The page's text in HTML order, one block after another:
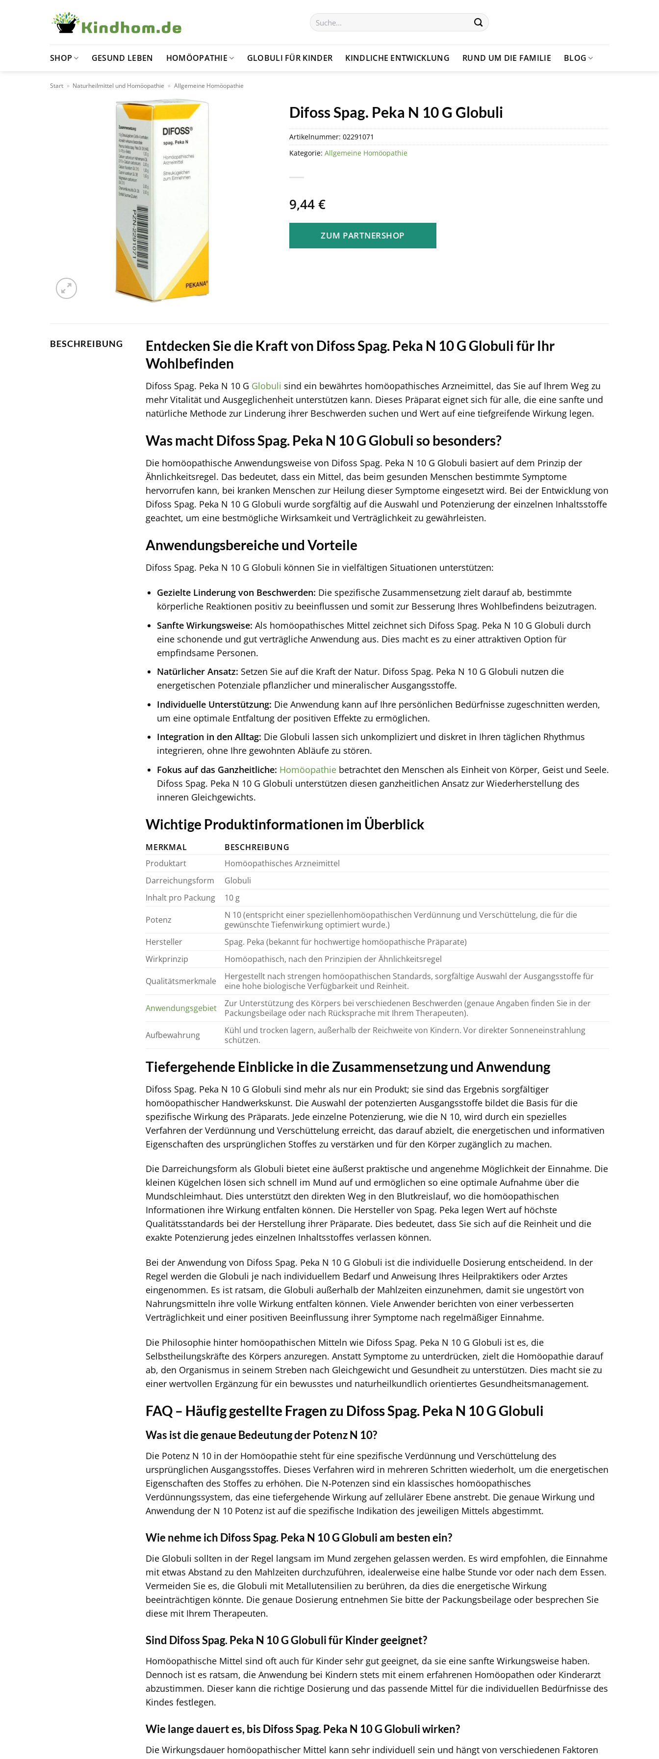
Suchen
nach:
SHOP GESUND LEBEN HOMÖOPATHIE GLOBULI FÜR KINDER KINDLICHE ENTWICKLUNG RUND UM DIE FAMILIE BLOG
Start » Naturheilmittel und Homöopathie » Allgemeine Homöopathie
Difoss Spag. Peka N 10 G Globuli
9,44€
ZUM PARTNERSHOP
Artikelnummer: 02291071
Kategorie: Allgemeine Homöopathie
BESCHREIBUNG
Entdecken Sie die Kraft von Difoss Spag. Peka N 10 G Globuli für Ihr
Wohlbefinden
Difoss Spag. Peka N 10 G Globuli sind ein bewährtes homöopathisches Arzneimittel, das Sie auf Ihrem Weg zu
mehr Vitalität und Ausgeglichenheit unterstützen kann. Dieses Präparat eignet sich für alle, die eine sanfte und
natürliche Methode zur Linderung ihrer Beschwerden suchen und Wert auf eine tiefgreifende Wirkung legen.
Was macht Difoss Spag. Peka N 10 G Globuli so besonders?
Die homöopathische Anwendungsweise von Difoss Spag. Peka N 10 G Globuli basiert auf dem Prinzip der
Ähnlichkeitsregel. Das bedeutet, dass ein Mittel, das beim gesunden Menschen bestimmte Symptome
hervorrufen kann, bei kranken Menschen zur Heilung dieser Symptome eingesetzt wird. Bei der Entwicklung von
Difoss Spag. Peka N 10 G Globuli wurde sorgfältig auf die Auswahl und Potenzierung der einzelnen Inhaltsstoffe
geachtet, um eine bestmögliche Wirksamkeit und Verträglichkeit zu gewährleisten.
Anwendungsbereiche und Vorteile
Difoss Spag. Peka N 10 G Globuli können Sie in vielfältigen Situationen unterstützen:
Gezielte Linderung von Beschwerden: Die spezifische Zusammensetzung zielt darauf ab, bestimmte
körperliche Reaktionen positiv zu beeinflussen und somit zur Besserung Ihres Wohlbefindens beizutragen.
Sanfte Wirkungsweise: Als homöopathisches Mittel zeichnet sich Difoss Spag. Peka N 10 G Globuli durch
eine schonende und gut verträgliche Anwendung aus. Dies macht es zu einer attraktiven Option für
empfindsame Personen.
Natürlicher Ansatz: Setzen Sie auf die Kraft der Natur. Difoss Spag. Peka N 10 G Globuli nutzen die
energetischen Potenziale pflanzlicher und mineralischer Ausgangsstoffe.
Individuelle Unterstützung: Die Anwendung kann auf Ihre persönlichen Bedürfnisse zugeschnitten werden,
um eine optimale Entfaltung der positiven Effekte zu ermöglichen.
Integration in den Alltag: Die Globuli lassen sich unkompliziert und diskret in Ihren täglichen Rhythmus
integrieren, ohne Ihre gewohnten Abläufe zu stören.
Fokus auf das Ganzheitliche: Homöopathiebetrachtet den Menschen als Einheit von Körper, Geist und Seele.
Difoss Spag. Peka N 10 G Globuli unterstützen diesen ganzheitlichen Ansatz zur Wiederherstellung des
inneren Gleichgewichts.
Wichtige Produktinformationen im Überblick
MERKMAL
BESCHREIBUNG
Produktart
Homöopathisches Arzneimittel
Darreichungsform
Globuli
Inhalt pro Packung
10 g
Potenz
N 10 (entspricht einer speziellenhomöopathischen Verdünnung und Verschüttelung, die für die
gewünschte Tiefenwirkung optimiert wurde.)
Hersteller
Spag. Peka (bekannt für hochwertige homöopathische Präparate)
Wirkprinzip
Homöopathisch, nach den Prinzipien der Ähnlichkeitsregel
Qualitätsmerkmale
Hergestellt nach strengen homöopathischen Standards, sorgfältige Auswahl der Ausgangsstoffe für
eine hohe biologische Verfügbarkeit und Reinheit.
Anwendungsgebiet
Zur Unterstützung des Körpers bei verschiedenen Beschwerden (genaue Angaben finden Sie in der
Packungsbeilage oder nach Rücksprache mit Ihrem Therapeuten).
Aufbewahrung
Kühl und trocken lagern, außerhalb der Reichweite von Kindern. Vor direkter Sonneneinstrahlung
schützen.
Tiefergehende Einblicke in die Zusammensetzung und Anwendung
Difoss Spag. Peka N 10 G Globuli sind mehr als nur ein Produkt; sie sind das Ergebnis sorgfältiger
homöopathischer Handwerkskunst. Die Auswahl der potenzierten Ausgangsstoffe bildet die Basis für die
spezifische Wirkung des Präparats. Jede einzelne Potenzierung, wie die N 10, wird durch ein spezielles
Verfahren der Verdünnung und Verschüttelung erreicht, das darauf abzielt, die energetischen und informativen
Eigenschaften des ursprünglichen Stoffes zu verstärken und für den Körper zugänglich zu machen.
Die Darreichungsform als Globuli bietet eine äußerst praktische und angenehme Möglichkeit der Einnahme. Die
kleinen Kügelchen lösen sich schnell im Mund auf und ermöglichen so eine optimale Aufnahme über die
Mundschleimhaut. Dies unterstützt den direkten Weg in den Blutkreislauf, wo die homöopathischen
Informationen ihre Wirkung entfalten können. Die Hersteller von Spag. Peka legen Wert auf höchste
Qualitätsstandards bei der Herstellung ihrer Präparate. Dies bedeutet, dass Sie sich auf die Reinheit und die
exakte Potenzierung jedes einzelnen Inhaltsstoffes verlassen können.
Bei der Anwendung von Difoss Spag. Peka N 10 G Globuli ist die individuelle Dosierung entscheidend. In der
Regel werden die Globuli je nach individuellem Bedarf und Anweisung Ihres Heilpraktikers oder Arztes
eingenommen. Es ist ratsam, die Globuli außerhalb der Mahlzeiten einzunehmen, damit sie ungestört von
Nahrungsmitteln ihre volle Wirkung entfalten können. Viele Anwender berichten von einer verbesserten
Verträglichkeit und einer positiven Beeinflussung ihrer Symptome nach regelmäßiger Einnahme.
Die Philosophie hinter homöopathischen Mitteln wie Difoss Spag. Peka N 10 G Globuli ist es, die
Selbstheilungskräfte des Körpers anzuregen. Anstatt Symptome zu unterdrücken, zielt die Homöopathie darauf
ab, den Organismus in seinem Streben nach Gleichgewicht und Gesundheit zu unterstützen. Dies macht sie zu
einer wertvollen Ergänzung für ein bewusstes und naturheilkundlich orientiertes Gesundheitsmanagement.
FAQ – Häufig gestellte Fragen zu Difoss Spag. Peka N 10 G Globuli
Was ist die genaue Bedeutung der Potenz N 10?
Die Potenz N 10 in der Homöopathie steht für eine spezifische Verdünnung und Verschüttelung des
ursprünglichen Ausgangsstoffes. Dieses Verfahren wird in mehreren Schritten wiederholt, um die energetischen
Eigenschaften des Stoffes zu erhöhen. Die N-Potenzen sind ein klassisches homöopathisches
Verdünnungssystem, das eine tiefergehende Wirkung auf zellulärer Ebene anstrebt. Die genaue Wirkung und
Anwendung der N 10 Potenz ist auf die spezifische Indikation des jeweiligen Mittels abgestimmt.
Wie nehme ich Difoss Spag. Peka N 10 G Globuli am besten ein?
Die Globuli sollten in der Regel langsam im Mund zergehen gelassen werden. Es wird empfohlen, die Einnahme
mit etwas Abstand zu den Mahlzeiten durchzuführen, idealerweise eine halbe Stunde vor oder nach dem Essen.
Vermeiden Sie es, die Globuli mit Metallutensilien zu berühren, da dies die energetische Wirkung
beeinträchtigen könnte. Die genaue Dosierung entnehmen Sie bitte der Packungsbeilage oder besprechen Sie
diese mit Ihrem Therapeuten.
Sind Difoss Spag. Peka N 10 G Globuli für Kinder geeignet?
Homöopathische Mittel sind oft auch für Kinder sehr gut geeignet, da sie eine sanfte Wirkungsweise haben.
Dennoch ist es ratsam, die Anwendung bei Kindern stets mit einem erfahrenen Homöopathen oder Kinderarzt
abzustimmen. Dieser kann die richtige Dosierung und das passende Mittel für die individuellen Bedürfnisse des
Kindes festlegen.
Wie lange dauert es, bis Difoss Spag. Peka N 10 G Globuli wirken?
Die Wirkungsdauer homöopathischer Mittel kann sehr individuell sein und hängt von verschiedenen Faktoren